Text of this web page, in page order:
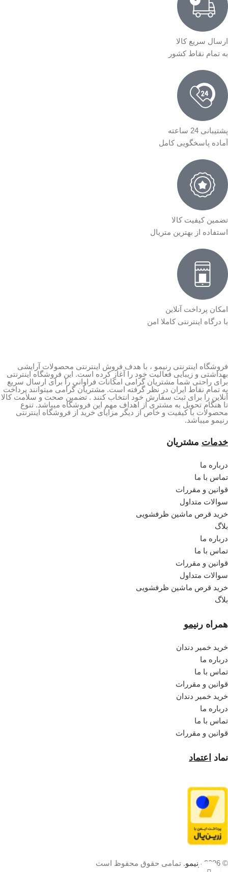
ارسال سریع کالا
به تمام نقاط کشور
پشتیبانی 24 ساعته
آماده پاسخگویی کامل
تضمین کیفیت کالا
استفاده از بهترین متریال
امکان پرداخت آنلاین
با درگاه اینترنتی کاملا امن
فروشگاه اینترنتی رنیمو ، با هدف فروش اینترنتی محصولات آرایشی
بهداشتی و زیبایی فعالیت خود را آغاز کرده است. این فروشگاه اینترنتی
برای راحتی شما مشتریان گرامی امکانات فراوانی را برای ارسال سریع
به تمام نقاط ایران در نظر گرفته است. مشتریان گرامی میتوانند پرداخت
آنلاین را برای ثبت سفارش خود انتخاب کنند . تضمین صحت و سلامت کالا
تا هنگام تحویل به مشتری از اهداف مهم این فروشگاه میباشد. تنوع
محصولات با کیفیت و خاص از دیگر مزایای خرید از فروشگاه اینترنتی
رنیمو میباشد.
خدمات مشتریان
درباره ما
تماس با ما
قوانین و مقررات
سوالات متداول
خرید قرص ماشین ظرفشویی
بلاگ
درباره ما
تماس با ما
قوانین و مقررات
سوالات متداول
خرید قرص ماشین ظرفشویی
بلاگ
همراه رنیمو
خرید خمیر دندان
درباره ما
تماس با ما
قوانین و مقررات
خرید خمیر دندان
درباره ما
تماس با ما
قوانین و مقررات
نماد اعتماد
© 2026 رنیمو. تمامی حقوق محفوظ است